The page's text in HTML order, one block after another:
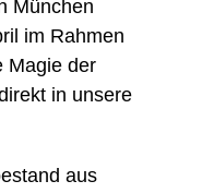
München
im Rahmen
Magie der
in unsere
aus